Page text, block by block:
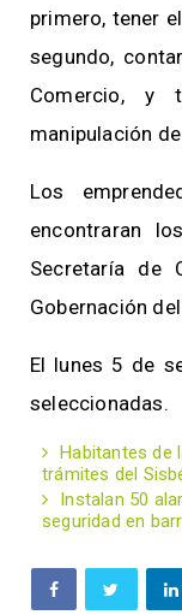
primero, tener
segundo,
Comercio, y
manipulación
Los
encontraran
Secretaría de
Gobernación
El lunes 5 de
seleccionadas.
Habitantes de
trámites del
Instalan 50
seguridad en